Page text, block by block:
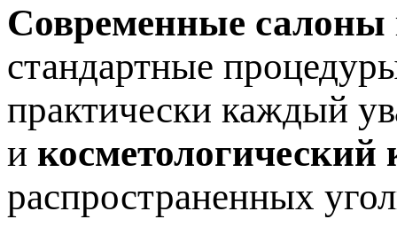
Современные салоны
стандартные
практически каждый
и косметологический
распространенных